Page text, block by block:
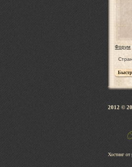
Форум
2012 ©
Хостинг от